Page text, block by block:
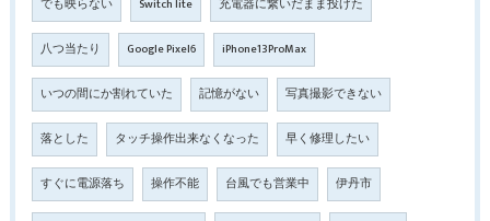
でも映らない Switch lite 充電器に繋いだまま投げた
八つ当たり Google Pixel6 iPhone13ProMax
いつの間にか割れていた 記憶がない 写真撮影できない
落とした タッチ操作出来なくなった 早く修理したい
すぐに電源落ち 操作不能 台風でも営業中 伊丹市